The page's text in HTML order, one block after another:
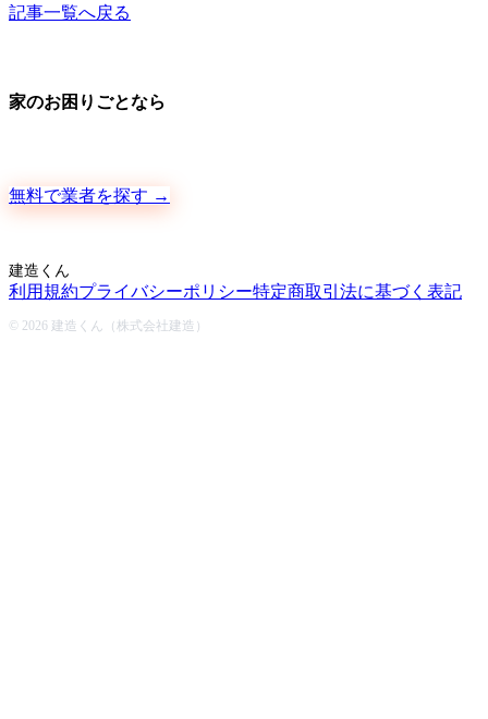
記事一覧へ戻る
家のお困りごとなら
無料で業者を探す →
建造くん
利用規約プライバシーポリシー特定商取引法に基づく表記
© 2026 建造くん（株式会社建造）